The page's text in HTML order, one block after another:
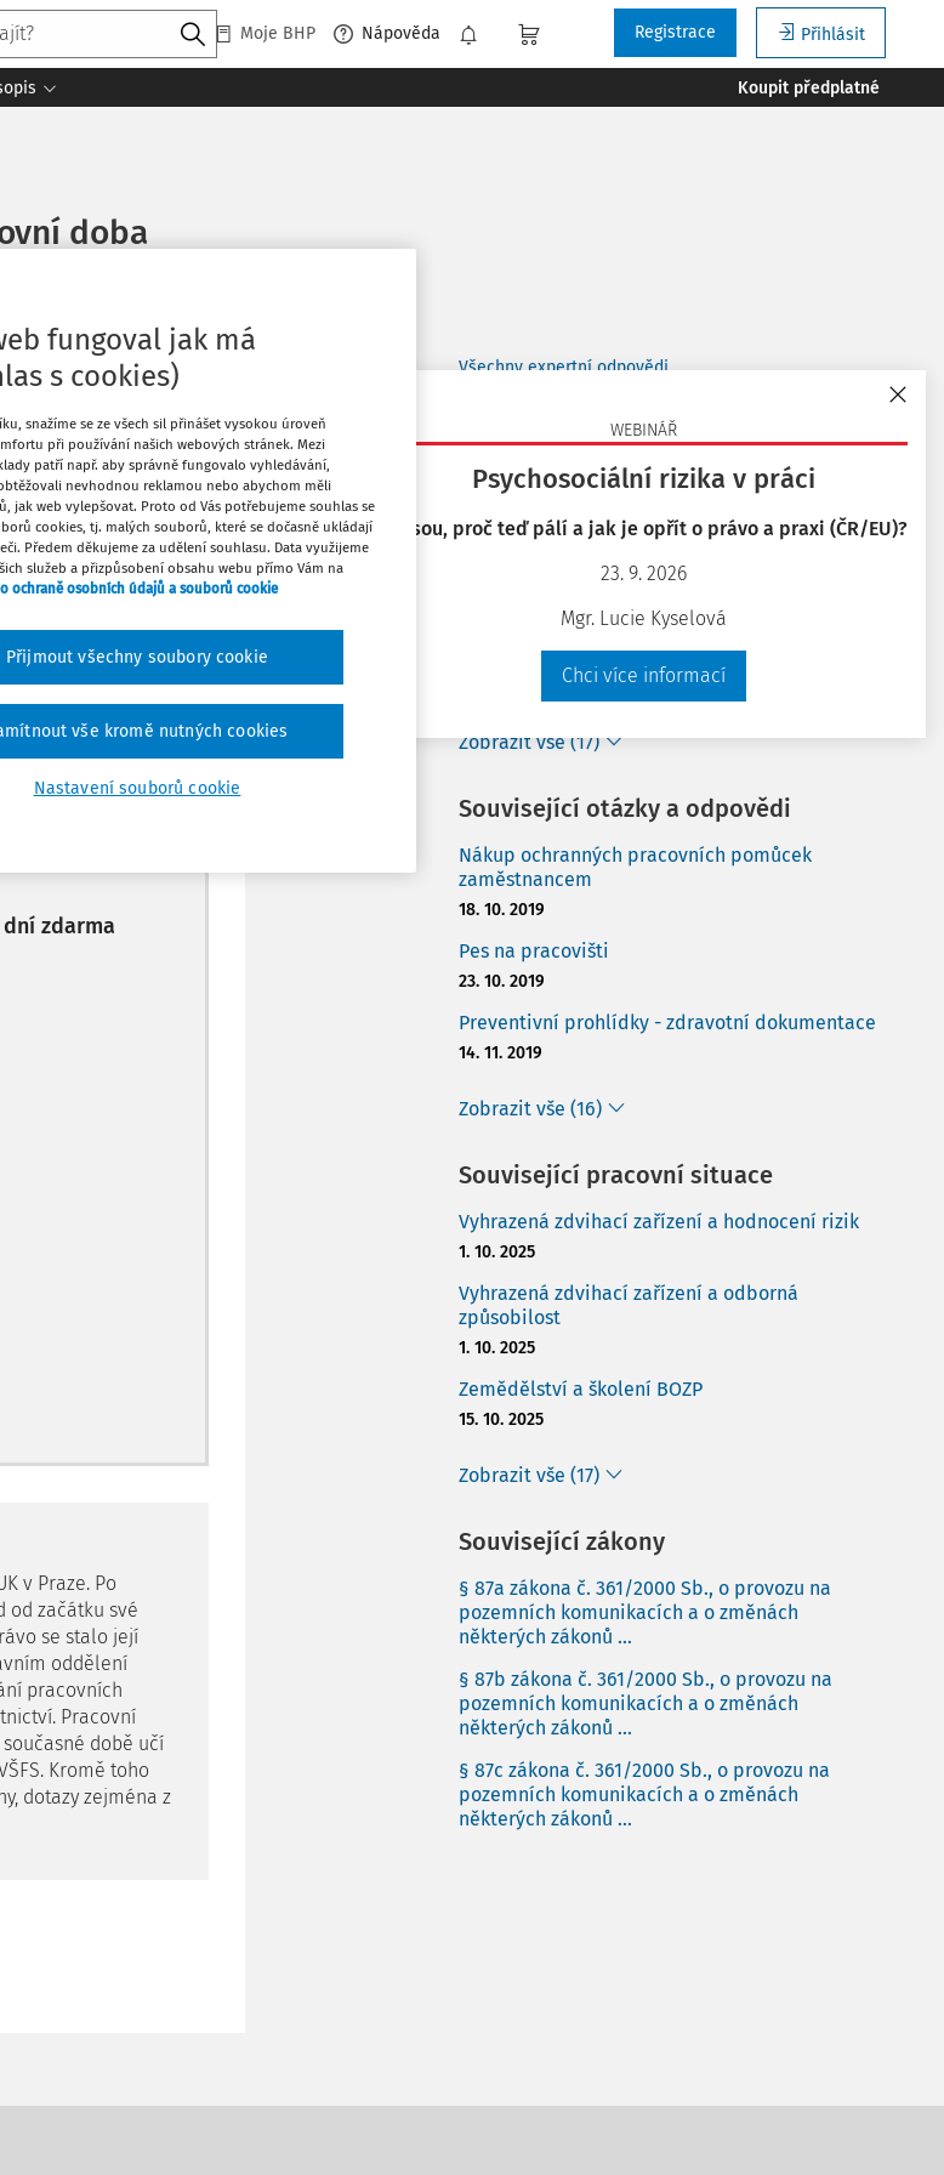
Moje BHP Nápověda Přihlásit
Registrace
Koupit předplatné
WEBINÁŘ
Psychosociální rizika v práci
Co jsou, proč teď pálí a jak je opřít o právo a praxi (ČR/EU)?
23. 9. 2026
Mgr. Lucie Kyselová
Chci více informací
doba
řidičů
doby. Jak posuzovat
se nejedná o
Nebo je to ještě
Přihlaste se
zdarma
v Praze. Po
od začátku své
se stalo její
oddělení
pracovních
Pracovní
době učí
Kromě toho
dotazy zejména z
Stáhnout
Tisknout
Poznámka
Všechny expertní odpovědi
Související články
Příběhy o přidělování a používání OOPP (3. díl)
8. 6. 2022
Expozice karcinogenním látkám vznikajícím
během pracovního procesu
Rok 2023, aneb kam kráčíš, BOZP
Zobrazit vše (17)
Související otázky a odpovědi
Nákup ochranných pracovních pomůcek
zaměstnancem
18. 10. 2019
Pes na pracovišti
23. 10. 2019
Preventivní prohlídky - zdravotní dokumentace
14. 11. 2019
Zobrazit vše (16)
Související pracovní situace
Vyhrazená zdvihací zařízení a hodnocení rizik
1. 10. 2025
Vyhrazená zdvihací zařízení a odborná
způsobilost
1. 10. 2025
Zemědělství a školení BOZP
15. 10. 2025
Zobrazit vše (17)
Související zákony
§ 87a zákona č. 361/2000 Sb., o provozu na
pozemních komunikacích a o změnách
některých zákonů ...
§ 87b zákona č. 361/2000 Sb., o provozu na
pozemních komunikacích a o změnách
některých zákonů ...
§ 87c zákona č. 361/2000 Sb., o provozu na
pozemních komunikacích a o změnách
některých zákonů ...
fungoval jak má
s cookies)
snažíme se ze všech sil přinášet vysokou úroveň
při používání našich webových stránek. Mezi
patří např. aby správně fungovalo vyhledávání,
nevhodnou reklamou nebo abychom měli
jak web vylepšovat. Proto od Vás potřebujeme souhlas se
cookies, tj. malých souborů, které se dočasně ukládají
Předem děkujeme za udělení souhlasu. Data využijeme
služeb a přizpůsobení obsahu webu přímo Vám na
ochraně osobních údajů a souborů cookie
Nastavení souborů cookie
vše kromě nutných cookies
Přijmout všechny soubory cookie